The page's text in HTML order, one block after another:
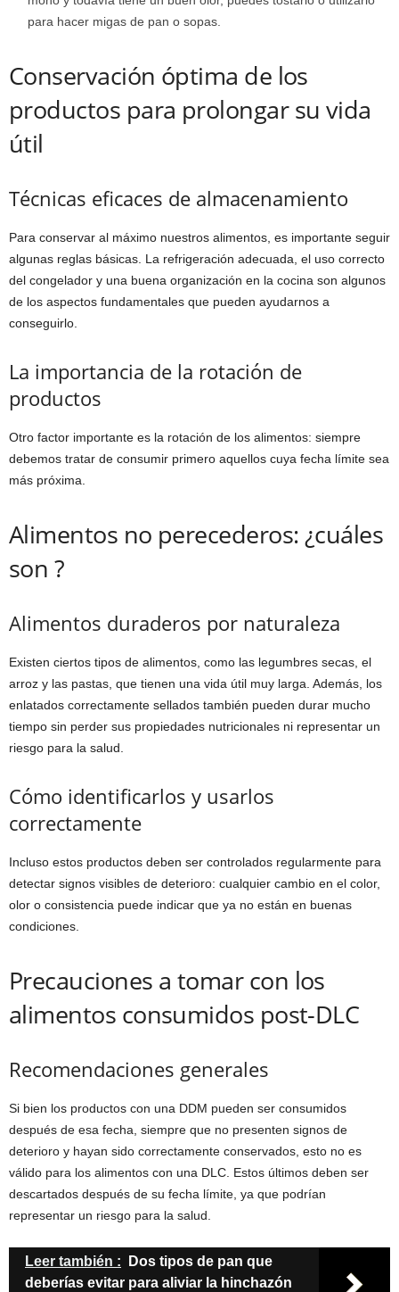
para hacer migas de pan o sopas.
Conservación óptima de los
productos para prolongar su vida
útil
Técnicas eficaces de almacenamiento
Para conservar al máximo nuestros alimentos, es importante seguir
algunas reglas básicas. La refrigeración adecuada, el uso correcto
del congelador y una buena organización en la cocina son algunos
de los aspectos fundamentales que pueden ayudarnos a
conseguirlo.
La importancia de la rotación de
productos
Otro factor importante es la rotación de los alimentos: siempre
debemos tratar de consumir primero aquellos cuya fecha límite sea
más próxima.
Alimentos no perecederos: ¿cuáles
son ?
Alimentos duraderos por naturaleza
Existen ciertos tipos de alimentos, como las legumbres secas, el
arroz y las pastas, que tienen una vida útil muy larga. Además, los
enlatados correctamente sellados también pueden durar mucho
tiempo sin perder sus propiedades nutricionales ni representar un
riesgo para la salud.
Cómo identificarlos y usarlos
correctamente
Incluso estos productos deben ser controlados regularmente para
detectar signos visibles de deterioro: cualquier cambio en el color,
olor o consistencia puede indicar que ya no están en buenas
condiciones.
Precauciones a tomar con los
alimentos consumidos post-DLC
Recomendaciones generales
Si bien los productos con una DDM pueden ser consumidos
después de esa fecha, siempre que no presenten signos de
deterioro y hayan sido correctamente conservados, esto no es
válido para los alimentos con una DLC. Estos últimos deben ser
descartados después de su fecha límite, ya que podrían
representar un riesgo para la salud.
Leer también :
Dos tipos de pan que
deberías evitar para aliviar la hinchazón